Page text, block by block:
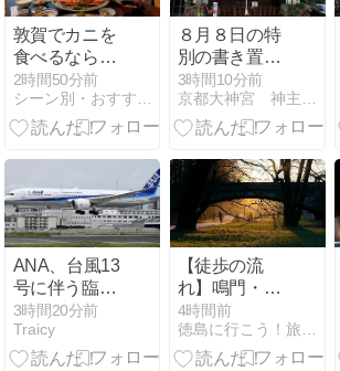
敦賀でカニを
食べるならコ
コ！おすすめ
人気旅館・民
宿7選
2時間50分前
シーン別・おすすめ宿セレクト
８月８日の特
別の書き置き
朱印授与のお
知らせ
3時間10分前
京都大神宮 神主のブログ
ANA、台風13
号に伴う臨時
便を設定 8月8
日に那覇発着
計40便
3時間20分前
Traicy
【徒歩の流
れ】鳴門・大
塚スポーツパ
ーク ヴォルテ
ィスロードは
4時間前
徳島に行こう！旅プラスグルメ